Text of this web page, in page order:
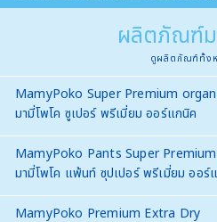
ผลิตภัณฑ์ม
ดูผลิตภัณฑ์ทั้ง
MamyPoko Super Premium
มามี่โพโค ซูเปอร์ พรีเมี่ยม ออร์แกนิค
MamyPoko Pants Super
มามี่โพโค แพ้นท์ ซุปเปอร์ พรีเมี่ยม ออร์
MamyPoko Premium Extra Dry